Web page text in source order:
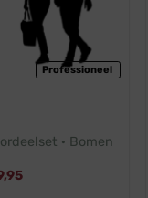
Professioneel
· Bomen